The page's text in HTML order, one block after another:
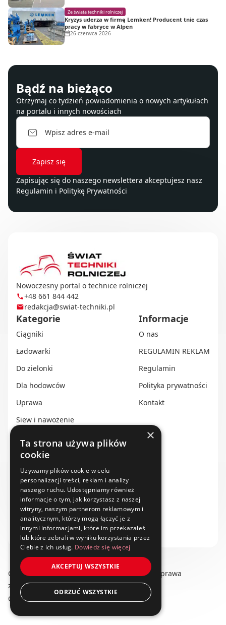
Ze świata techniki rolniczej
Kryzys uderza w firmę Lemken! Producent tnie czas
pracy w fabryce w Alpen
26 czerwca 2026
Bądź na bieżąco
Otrzymaj co tydzień powiadomienia o nowych artykułach
na portalu i innych nowościach
Zapisując się do naszego newslettera akceptujesz nasz
Regulamin i Politykę Prywatności
Nowoczesny portal o technice rolniczej
+48 661 844 442
redakcja@swiat-techniki.pl
Kategorie
Ciągniki
Ładowarki
Do zielonki
Dla hodowców
Uprawa
Siew i nawożenie
Transport i przechowywanie
Do zbioru
Rolnictwo precyzyjne
Dealerzy
Ze świata techniki rolniczej
Informacje
O nas
REGULAMIN REKLAM
Regulamin
Polityka prywatności
Kontakt
Copyright © 2025 swiat-techniki.pl. Wszelkie prawa
zastrzeżone.
Obserwuj nas na:
×
Ta strona używa plików
cookie
Używamy plików cookie w celu
personalizacji treści, reklam i analizy
naszego ruchu. Udostępniamy również
informacje o tym, jak korzystasz z naszej
witryny, naszym partnerom reklamowym i
analitycznym, którzy mogą łączyć je z
innymi informacjami, które im przekazałeś
lub które zebrali w wyniku korzystania przez
Ciebie z ich usług. Dowiedz się więcej
AKCEPTUJ WSZYSTKIE
ODRZUĆ WSZYSTKIE